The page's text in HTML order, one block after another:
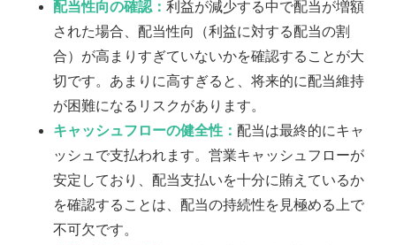
配当性向の確認： 利益が減少する中で配当が増額
された場合、配当性向（利益に対する配当の割
合）が高まりすぎていないかを確認することが大
切です。あまりに高すぎると、将来的に配当維持
が困難になるリスクがあります。
キャッシュフローの健全性： 配当は最終的にキャ
ッシュで支払われます。営業キャッシュフローが
安定しており、配当支払いを十分に賄えているか
を確認することは、配当の持続性を見極める上で
不可欠です。